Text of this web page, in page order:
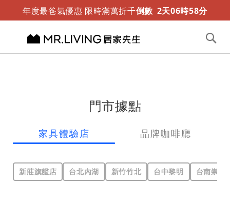
年度最爸氣優惠 限時滿萬折千倒數 2天06時58分
門市據點
家具體驗店 品牌咖啡廳
新莊旗艦店 台北內湖 新竹竹北 台中黎明 台南崇善